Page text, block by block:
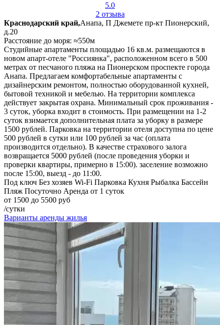
5.0
2 отзыва
Краснодарский край,Анапа, П Джемете пр-кт Пионерский,
д.20
Расстояние до моря: ≈550м
Студийные апартаменты площадью 16 кв.м. размещаются в
новом апарт-отеле "Россиянка", расположенном всего в 500
метрах от песчаного пляжа на Пионерском проспекте города
Анапа. Предлагаем комфортабельные апартаменты с
дизайнерским ремонтом, полностью оборудованной кухней,
бытовой техникой и мебелью. На территории комплекса
действует закрытая охрана. Минимальный срок проживания -
3 суток, уборка входит в стоимость. При размещении на 1-2
суток взимается дополнительная плата за уборку в размере
1500 рублей. Парковка на территории отеля доступна по цене
500 рублей в сутки или 100 рублей за час (оплата
производится отдельно). В качестве страхового залога
возвращается 5000 рублей (после проведения уборки и
проверки квартиры, примерно в 15:00). заселение возможно
после 15:00, выезд - до 11:00.
Под ключ Без хозяев Wi-Fi Парковка Кухня Рыбалка Бассейн
Пляж Посуточно Аренда от 1 суток
от 1500 до 5500 руб
/сутки
Варианты аренды жилья